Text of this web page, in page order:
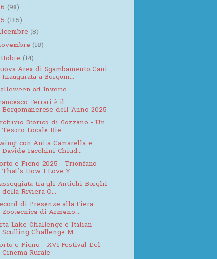
(98)
(185)
(8)
(18)
(14)
Area di Sgambamento Cani
Inaugurata a Borgom...
ad Invorio
Ferrari è il
Borgomanerese dell’Anno 2025
Storico di Gozzano - Un
Tesoro Locale Rie...
con Anita Camarella e
Davide Facchini Chiud...
e Fieno 2025 - Trionfano
That’s How I Love Y...
tra gli Antichi Borghi
della Riviera O...
di Presenze alla Fiera
Zootecnica di Armeno...
Lake Challenge e Italian
Sculling Challenge M...
e Fieno - XVI Festival Del
Cinema Rurale